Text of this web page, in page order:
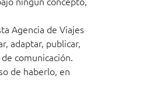
Agencia de Viajes
adaptar, publicar,
comunicación.
de haberlo, en